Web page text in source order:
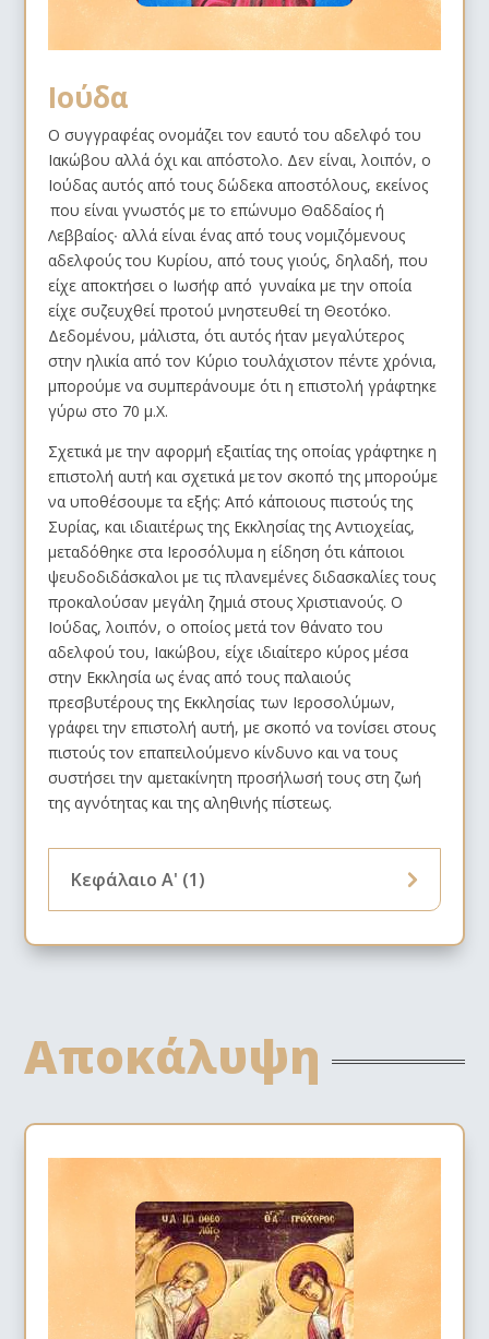
Ιούδα
Ο συγγραφέας ονομάζει τον εαυτό του αδελφό του
Ιακώβου αλλά όχι και απόστολο. Δεν είναι, λοιπόν, ο
Ιούδας αυτός από τους δώδεκα αποστόλους, εκείνος
που είναι γνωστός με το επώνυμο Θαδδαίος ή
Λεββαίος∙ αλλά είναι ένας από τους νομιζόμενους
αδελφούς του Κυρίου, από τους γιούς, δηλαδή, που
είχε αποκτήσει ο Ιωσήφ από γυναίκα με την οποία
είχε συζευχθεί προτού μνηστευθεί τη Θεοτόκο.
Δεδομένου, μάλιστα, ότι αυτός ήταν μεγαλύτερος
στην ηλικία από τον Κύριο τουλάχιστον πέντε χρόνια,
μπορούμε να συμπεράνουμε ότι η επιστολή γράφτηκε
γύρω στο 70 μ.Χ.
Σχετικά με την αφορμή εξαιτίας της οποίας γράφτηκε η
επιστολή αυτή και σχετικά με τον σκοπό της μπορούμε
να υποθέσουμε τα εξής: Από κάποιους πιστούς της
Συρίας, και ιδιαιτέρως της Εκκλησίας της Αντιοχείας,
μεταδόθηκε στα Ιεροσόλυμα η είδηση ότι κάποιοι
ψευδοδιδάσκαλοι με τις πλανεμένες διδασκαλίες τους
προκαλούσαν μεγάλη ζημιά στους Χριστιανούς. Ο
Ιούδας, λοιπόν, ο οποίος μετά τον θάνατο του
αδελφού του, Ιακώβου, είχε ιδιαίτερο κύρος μέσα
στην Εκκλησία ως ένας από τους παλαιούς
πρεσβυτέρους της Εκκλησίας των Ιεροσολύμων,
γράφει την επιστολή αυτή, με σκοπό να τονίσει στους
πιστούς τον επαπειλούμενο κίνδυνο και να τους
συστήσει την αμετακίνητη προσήλωσή τους στη ζωή
της αγνότητας και της αληθινής πίστεως.
Κεφάλαιο Α' (1)
Αποκάλυψη